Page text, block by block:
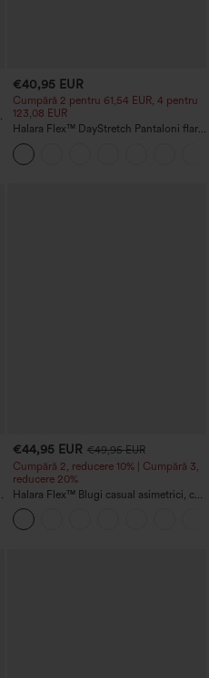
€40,95 EUR
Cumpără 2 pentru 61,54 EUR, 4 pentru
123,08 EUR
Halara Flex™ DayStretch Pantaloni flare
pentru muncă, talie medie, cu buzunar
lateral cu fermoar
€44,95 EUR €49,95 EUR
Cumpără 2, reducere 10% | Cumpără 3,
reducere 20%
Halara Flex™ Blugi casual asimetrici, cu
talie joasă, buzunare cu fermoar, croială
lejeră cu picior larg, aspect spălat